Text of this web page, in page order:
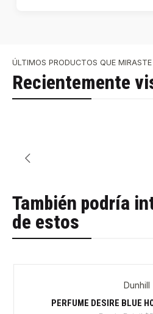
ÚLTIMOS PRODUCTOS QUE MIRASTE
Recientemente
También podría
de estos
Dunhill
PERFUME DESIRE BLUE